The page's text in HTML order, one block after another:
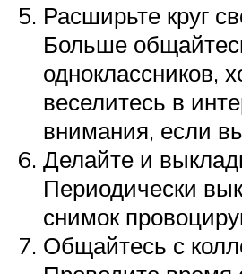
Расширьте круг
Больше
одноклассников,
веселитесь в
внимания, если
Делайте и
Периодически
снимок
Общайтесь с